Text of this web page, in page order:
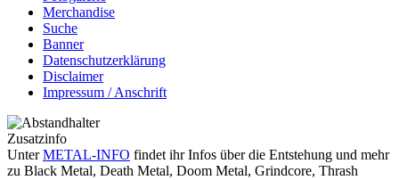
Merchandise
Suche
Banner
Datenschutzerklärung
Disclaimer
Impressum / Anschrift
Zusatzinfo
UnterMETAL-INFO findet ihr Infos über die Entstehung und mehr
zu Black Metal, Death Metal, Doom Metal, Grindcore, Thrash